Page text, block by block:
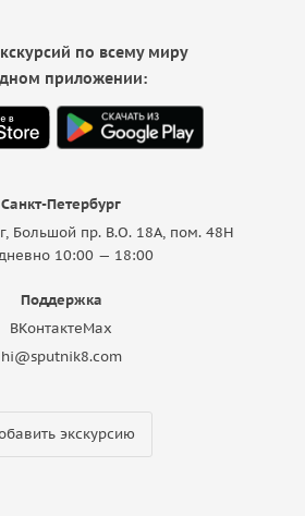
Санкт-Петербург
Большой пр. В.О. 18A, пом. 48Н
10:00 — 18:00
Поддержка
ВКонтактеMax
hi@sputnik8.com
экскурсию
по всему миру
приложении: